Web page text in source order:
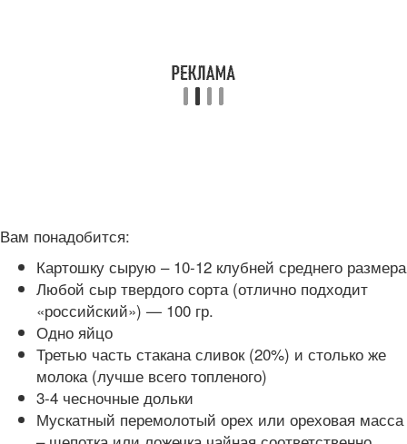
Вам понадобится:
Картошку сырую – 10-12 клубней среднего размера
Любой сыр твердого сорта (отлично подходит
«российский») — 100 гр.
Одно яйцо
Третью часть стакана сливок (20%) и столько же
молока (лучше всего топленого)
3-4 чесночные дольки
Мускатный перемолотый орех или ореховая масса